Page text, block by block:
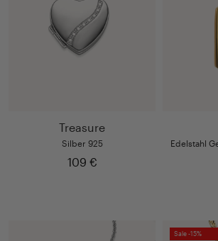
Treasure
Silber 925
109 €
Edelstahl
Sale -15%